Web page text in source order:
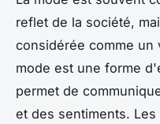
reflet de la société,
considérée comme un
mode est une forme
permet de
et des sentiments.